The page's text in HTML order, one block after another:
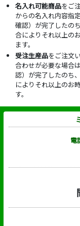
名入れ可能商品をご
からの名入れ内容指
確認）が完了したの
合によりそれ以上の
ます。
受注生産品をご注文
合わせが必要な場合
認）が完了したのち
によりそれ以上のお
す。
電